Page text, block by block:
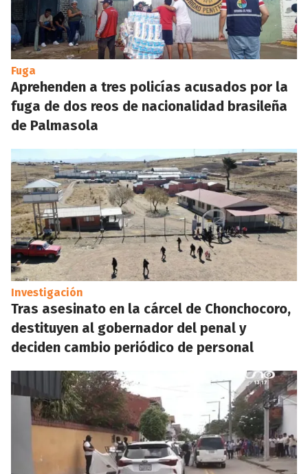
Fuga
Aprehenden a tres policías acusados por la
fuga de dos reos de nacionalidad brasileña
de Palmasola
Investigación
Tras asesinato en la cárcel de Chonchocoro,
destituyen al gobernador del penal y
deciden cambio periódico de personal